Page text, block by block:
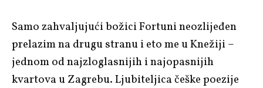
Samo zahvaljujući božici Fortuni neozlijeđen
prelazim na drugu stranu i eto me u Knežiji –
jednom od najzloglasnijih i najopasnijih
kvartova u Zagrebu. Ljubiteljica češke poezije